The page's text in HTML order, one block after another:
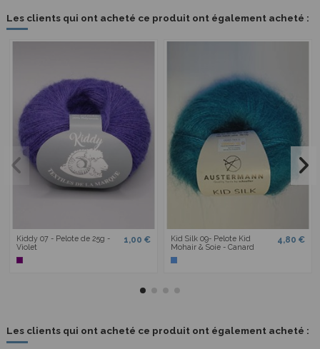
Les clients qui ont acheté ce produit ont également acheté :
Kiddy 07 - Pelote de 25g -
Violet
1,00 €
Kid Silk 09- Pelote Kid
Mohair & Soie - Canard
4,80 €
Les clients qui ont acheté ce produit ont également acheté :